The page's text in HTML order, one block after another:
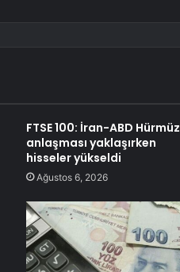
FTSE 100: İran-ABD Hürmüz
anlaşması yaklaşırken
hisseler yükseldi
Ağustos 6, 2026